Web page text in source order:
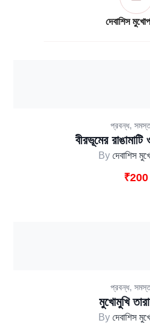
দেবাশিস
প্রবন্ধ,
বীরভূমের
By দেবাশিস
₹200
প্রবন্ধ,
মুখোমুখি
By দেবাশিস